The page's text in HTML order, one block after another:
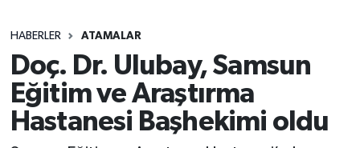
HABERLER ATAMALAR
Doç. Dr. Ulubay, Samsun
Eğitim ve Araştırma
Hastanesi Başhekimi oldu
Atamalar
Mevzuat
Sendika
Tüm Manşetler
Son Dakika Haberleri
Haber Arşivi